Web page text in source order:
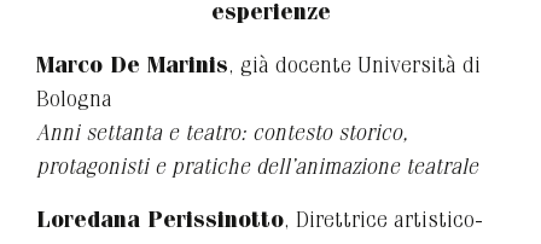
esperienze
Marco De Marinis, già docente Università di
Bologna
Anni settanta e teatro: contesto storico,
protagonisti e pratiche dell’animazione teatrale
Loredana Perissinotto, Direttrice artistico-